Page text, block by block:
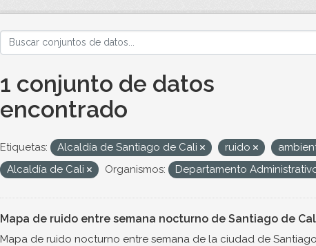
1 conjunto de datos
encontrado
Etiquetas: Alcaldía de Santiago de Cali ruido
Alcaldía de Cali
Organismos: Departamento
Mapa de ruido entre semana nocturno de Santiago de
Mapa de ruido nocturno entre semana de la ciudad de